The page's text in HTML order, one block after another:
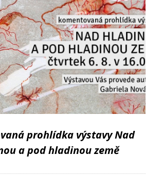
prohlídka výstavy Nad
a pod hladinou země